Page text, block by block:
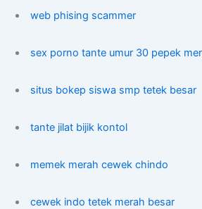
web phising scammer
sex porno tante umur 30 pepek
situs bokep siswa smp tetek besar
tante jilat bijik kontol
memek merah cewek chindo
cewek indo tetek merah besar